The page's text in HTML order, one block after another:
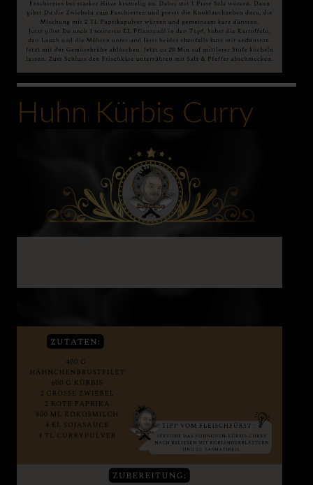
0:00
Huhn Kürbis Curry